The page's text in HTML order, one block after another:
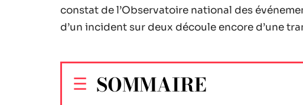
constat de l’Observatoire national des
d’un incident sur deux découle encore d’une
SOMMAIRE